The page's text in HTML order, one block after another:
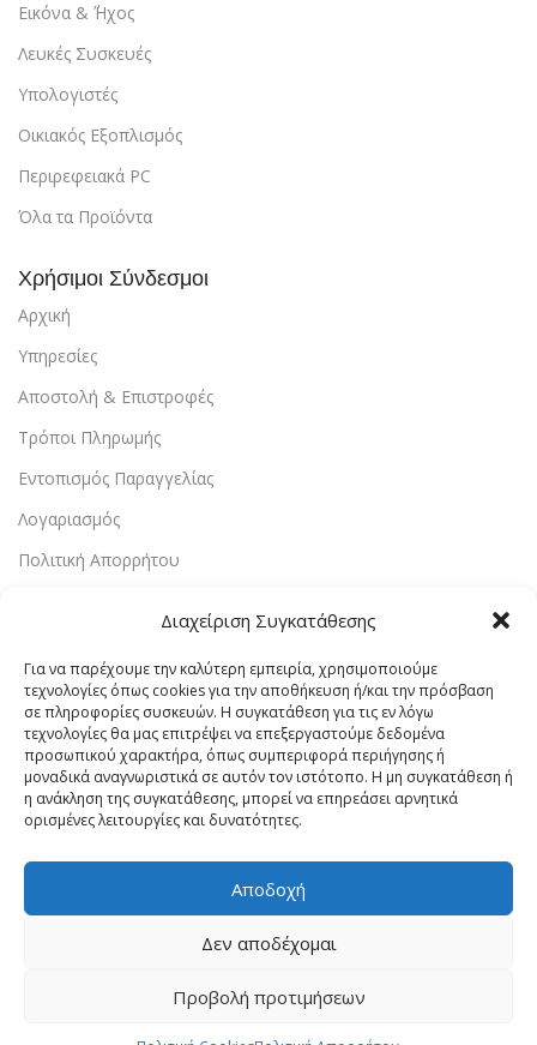
Διαχείριση Συγκατάθεσης
Για να παρέχουμε την καλύτερη εμπειρία, χρησιμοποιούμε
τεχνολογίες όπως cookies για την αποθήκευση ή/και την πρόσβαση
σε πληροφορίες συσκευών. Η συγκατάθεση για τις εν λόγω
τεχνολογίες θα μας επιτρέψει να επεξεργαστούμε δεδομένα
προσωπικού χαρακτήρα, όπως συμπεριφορά περιήγησης ή
μοναδικά αναγνωριστικά σε αυτόν τον ιστότοπο. Η μη συγκατάθεση ή
η ανάκληση της συγκατάθεσης, μπορεί να επηρεάσει αρνητικά
ορισμένες λειτουργίες και δυνατότητες.
Αποδοχή
Δεν αποδέχομαι
Προβολή προτιμήσεων
Εικόνα & ΄Ήχος
Λευκές Συσκευές
Υπολογιστές
Οικιακός Εξοπλισμός
Περιρεφειακά PC
Όλα τα Προϊόντα
Χρήσιμοι Σύνδεσμοι
Αρχική
Υπηρεσίες
Αποστολή & Επιστροφές
Τρόποι Πληρωμής
Εντοπισμός Παραγγελίας
Λογαριασμός
Πολιτική Απορρήτου
Επικοινωνία
Vrachaelectrics.gr © 2023 - Designed & Powered By
Forge Web Design.